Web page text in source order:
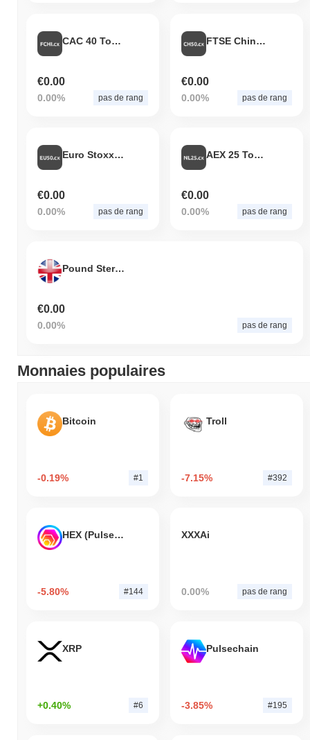
CAC 40 Token
€0.00
0.00% pas de rang
FTSE China A50 Token
€0.00
0.00% pas de rang
Euro Stoxx 50 Token
€0.00
0.00% pas de rang
AEX 25 Token
€0.00
0.00% pas de rang
Pound Sterling Token
€0.00
0.00% pas de rang
Monnaies populaires
Bitcoin
-0.19% #1
Troll
-7.15% #392
HEX (Pulsechain)
-5.80% #144
XXXAi
0.00% pas de rang
XRP
+0.40% #6
Pulsechain
-3.85% #195